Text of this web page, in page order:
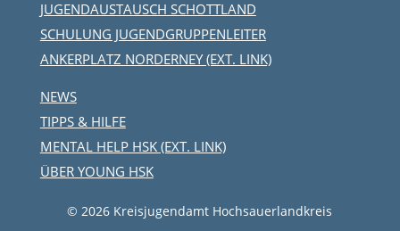
JUGENDAUSTAUSCH SCHOTTLAND
SCHULUNG JUGENDGRUPPENLEITER
ANKERPLATZ NORDERNEY (EXT. LINK)
NEWS
TIPPS & HILFE
MENTAL HELP HSK (EXT. LINK)
ÜBER YOUNG HSK
© 2026 Kreisjugendamt Hochsauerlandkreis